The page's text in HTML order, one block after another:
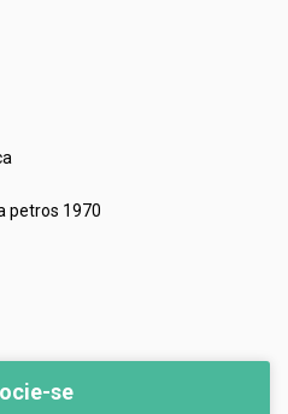
petros 1970
se